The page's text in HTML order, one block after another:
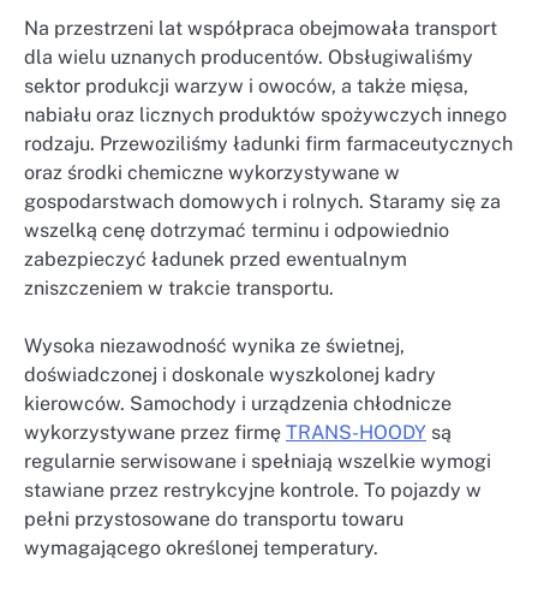
Na przestrzeni lat współpraca obejmowała transport
dla wielu uznanych producentów. Obsługiwaliśmy
sektor produkcji warzyw i owoców, a także mięsa,
nabiału oraz licznych produktów spożywczych innego
rodzaju. Przewoziliśmy ładunki firm farmaceutycznych
oraz środki chemiczne wykorzystywane w
gospodarstwach domowych i rolnych. Staramy się za
wszelką cenę dotrzymać terminu i odpowiednio
zabezpieczyć ładunek przed ewentualnym
zniszczeniem w trakcie transportu.
Wysoka niezawodność wynika ze świetnej,
doświadczonej i doskonale wyszkolonej kadry
kierowców. Samochody i urządzenia chłodnicze
wykorzystywane przez firmę TRANS-HOODY są
regularnie serwisowane i spełniają wszelkie wymogi
stawiane przez restrykcyjne kontrole. To pojazdy w
pełni przystosowane do transportu towaru
wymagającego określonej temperatury.